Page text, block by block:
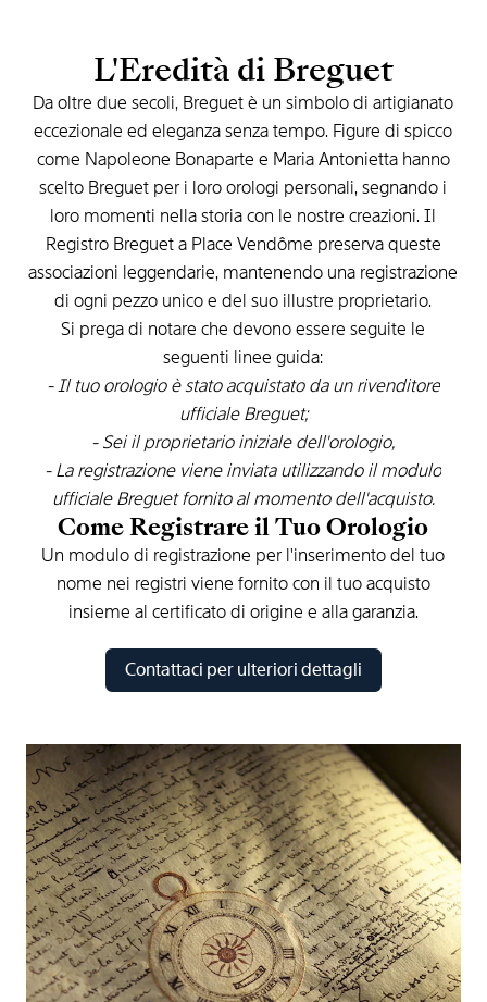
L'EreditàdiBreguet
Da oltre due secoli, Breguet è un simbolo di artigianato
eccezionale ed eleganza senza tempo. Figure di spicco
come Napoleone Bonaparte e MariaAntonietta hanno
scelto Breguet per i loro orologi personali, segnando i
loro momenti nella storia con le nostre creazioni. Il
Registro Bregueta Place Vendôme preservaqueste
associazioni leggendarie, mantenendo una registrazione
di ogni pezzo unico e del suo illustre proprietario.
Si prega di notare che devono essere seguite le
seguenti linee guida:
-Il tuo orologio èstato acquistato da un rivenditore
ufficiale Breguet;
- Sei il proprietario iniziale dell'orologio;
- La registrazione viene inviata utilizzando il modulo
ufficiale Breguet fornito al momento dell'acquisto.
ComeRegistrareilTuoOrologio
Un modulo di registrazione per l'inserimento del tuo
nome nei registri viene fornitocon il tuoacquisto
insieme al certificatodi origine e allagaranzia.
Contattaci per ulteriori dettagli